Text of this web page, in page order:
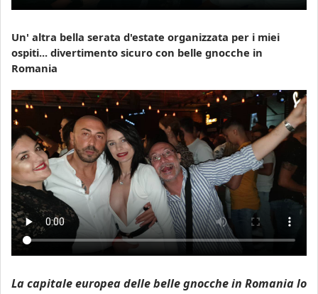
Un' altra bella serata d'estate organizzata per i miei
ospiti... divertimento sicuro con belle gnocche in
Romania
La capitale europea delle belle gnocche in Romania lo